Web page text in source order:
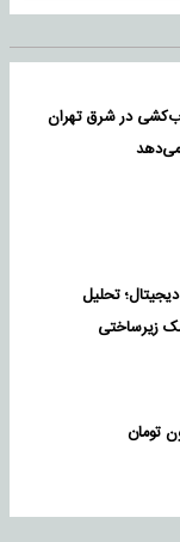
در شرق تهران
می‌دهد
تحلیل
زیرساختی